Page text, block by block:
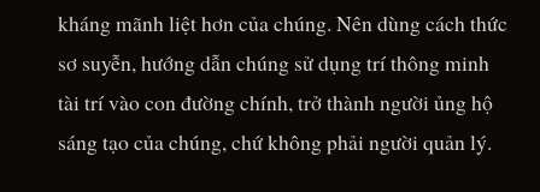
kháng mãnh liệt hơn của chúng. Nên dùng cách thức
sơ suyễn, hướng dẫn chúng sử dụng trí thông minh
tài trí vào con đường chính, trở thành người ủng hộ
sáng tạo của chúng, chứ không phải người quản lý.